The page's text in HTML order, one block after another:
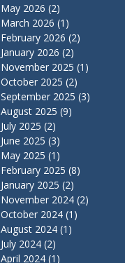
May 2026 (2)
March 2026 (1)
February 2026 (2)
January 2026 (2)
November 2025 (1)
October 2025 (2)
September 2025 (3)
August 2025 (9)
July 2025 (2)
June 2025 (3)
May 2025 (1)
February 2025 (8)
January 2025 (2)
November 2024 (2)
October 2024 (1)
August 2024 (1)
July 2024 (2)
April 2024 (1)